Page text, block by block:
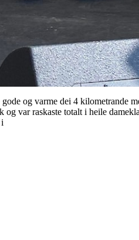
og varme dei 4 kilometrande
var raskaste totalt i heile